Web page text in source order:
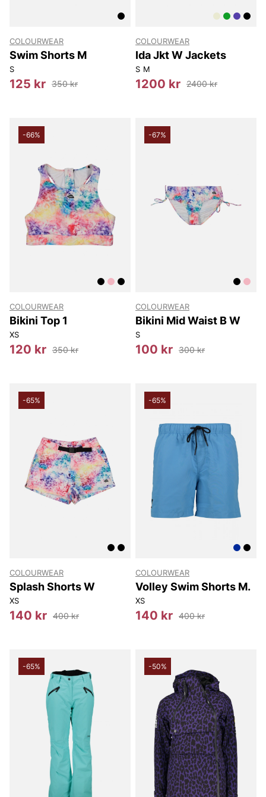
COLOURWEAR
Swim Shorts M
S
125 kr 350 kr
COLOURWEAR
Ida Jkt W Jackets
S M
1200 kr 2400 kr
-66%
COLOURWEAR
Bikini Top 1
XS
120 kr 350 kr
-67%
COLOURWEAR
Bikini Mid Waist B W
S
100 kr 300 kr
-65%
COLOURWEAR
Splash Shorts W
XS
140 kr 400 kr
-65%
COLOURWEAR
Volley Swim Shorts M.
XS
140 kr 400 kr
-65% -50%